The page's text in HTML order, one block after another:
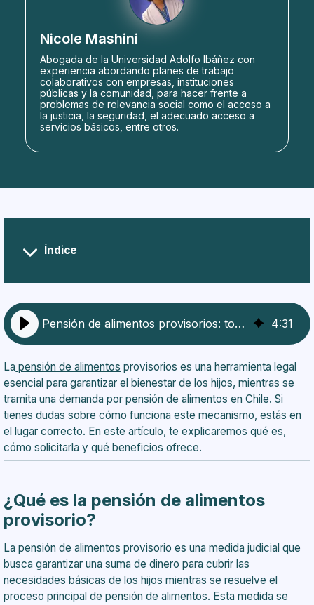
Nicole Mashini
Abogada de la Universidad Adolfo Ibáñez con
experiencia abordando planes de trabajo
colaborativos con empresas, instituciones
públicas y la comunidad, para hacer frente a
problemas de relevancia social como el acceso a
la justicia, la seguridad, el adecuado acceso a
servicios básicos, entre otros.
Índice
¿Cuándo se puede solicitar?
Beneficios de la pensión de alimentos provisorio
Preguntas frecuentes que puedes tener
Pensión de alimentos provisorios: todo lo que necesitas saber 4:31
La pensión de alimentos provisorios es una herramienta legal
esencial para garantizar el bienestar de los hijos, mientras se
tramita una demanda por pensión de alimentos en Chile. Si
tienes dudas sobre cómo funciona este mecanismo, estás en
el lugar correcto. En este artículo, te explicaremos qué es,
cómo solicitarla y qué beneficios ofrece.
¿Qué es la pensión de alimentos
provisorio?
La pensión de alimentos provisorio es una medida judicial que
busca garantizar una suma de dinero para cubrir las
necesidades básicas de los hijos mientras se resuelve el
proceso principal de pensión de alimentos. Esta medida se